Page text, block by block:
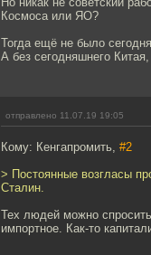
Космоса или ЯО?
Тогда ещё не было
А без сегодняшнего
отправлено 11.07.19 19:05
Кому: Кенгапромить, #2
> Постоянные возгласы
Сталин.
Тех людей можно
импортное. Как-то